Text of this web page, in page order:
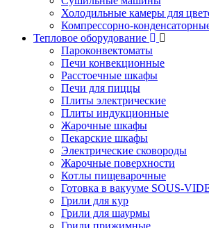
Холодильные камеры для
Компрессорно-
Тепловое оборудование
Пароконвектоматы
Печи конвекционные
Расстоечные шкафы
Печи для пиццы
Плиты электрические
Плиты индукционные
Жарочные шкафы
Пекарские шкафы
Электрические сковороды
Жарочные поверхности
Котлы пищеварочные
Готовка в вакууме SOUS-
Грили для кур
Грили для шаурмы
Грили прижимные